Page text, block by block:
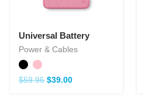
Universal Battery
Power & Cables
$59.95 $39.00